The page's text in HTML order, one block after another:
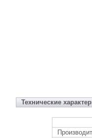
Технические